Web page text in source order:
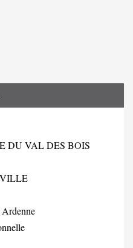
DU VAL DES BOIS